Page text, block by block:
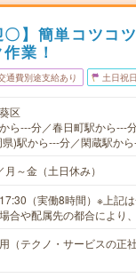
〇】簡単コツコ
業！
通費別途支給あり 土日祝
区
ら---分／春日町駅から---
)駅から---分／閑蔵駅か
月～金（土日休み）
（実働8時間）※上記
合や配属先の都合により
（テクノ・サービスの正